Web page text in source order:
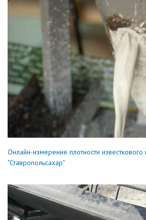
Онлайн-измерение плотности
"Ставропольсахар"